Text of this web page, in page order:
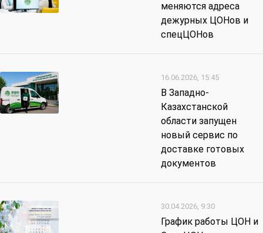
меняются адреса
дежурных ЦОНов и
спецЦОНов
16.06.2026, 15:45
В Западно-
Казахстанской
области запущен
новый сервис по
доставке готовых
документов
30.04.2026, 9:30
График работы ЦОН и